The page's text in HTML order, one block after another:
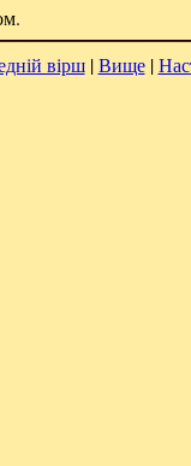
вірш|Вище|